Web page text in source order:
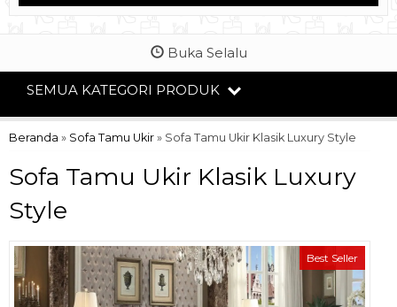
Buka Selalu
SEMUA KATEGORI PRODUK
Beranda » Sofa Tamu Ukir » Sofa Tamu Ukir Klasik Luxury Style
Sofa Tamu Ukir Klasik Luxury
Style
Best Seller